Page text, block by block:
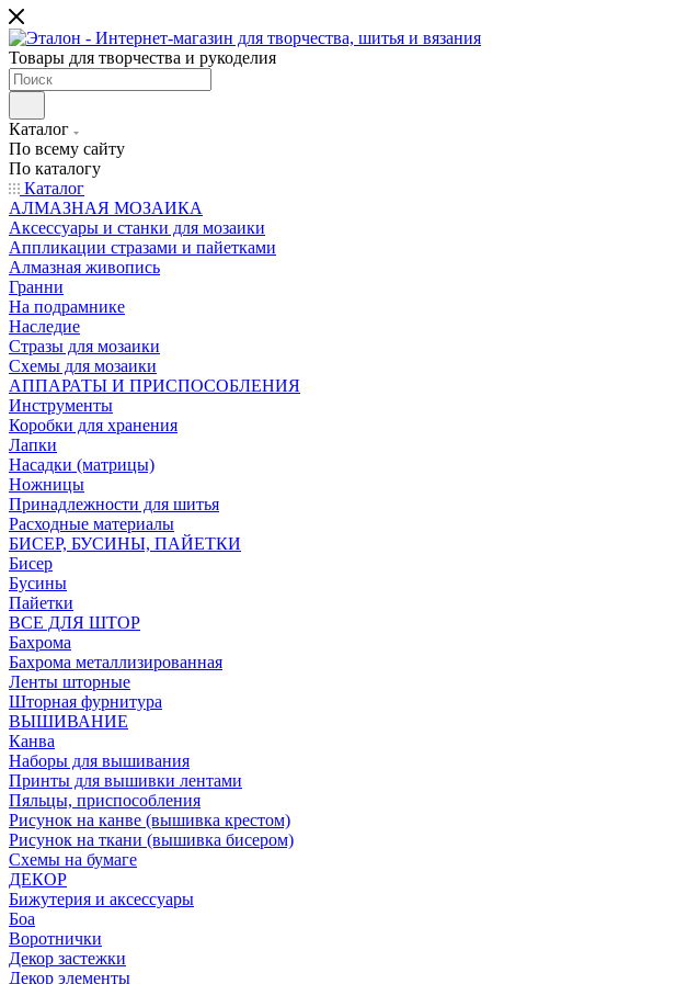
Товары для творчества и рукоделия
Каталог
По всему сайту
По каталогу
Каталог
АЛМАЗНАЯ МОЗАИКА
Аксессуары и станки для мозаики
Аппликации стразами и пайетками
Алмазная живопись
Гранни
На подрамнике
Наследие
Стразы для мозаики
Схемы для мозаики
АППАРАТЫ И ПРИСПОСОБЛЕНИЯ
Инструменты
Коробки для хранения
Лапки
Насадки (матрицы)
Ножницы
Принадлежности для шитья
Расходные материалы
БИСЕР, БУСИНЫ, ПАЙЕТКИ
Бисер
Бусины
Пайетки
ВСЕ ДЛЯ ШТОР
Бахрома
Бахрома металлизированная
Ленты шторные
Шторная фурнитура
ВЫШИВАНИЕ
Канва
Наборы для вышивания
Принты для вышивки лентами
Пяльцы, приспособления
Рисунок на канве (вышивка крестом)
Рисунок на ткани (вышивка бисером)
Схемы на бумаге
ДЕКОР
Бижутерия и аксессуары
Боа
Воротнички
Декор застежки
Декор элементы